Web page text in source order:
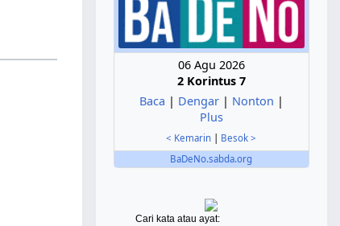
06 Agu 2026
2 Korintus 7
Baca | Dengar| Nonton |
Plus
< Kemarin
Besok >
BaDeNo.sabda.org
Cari kata atau ayat: